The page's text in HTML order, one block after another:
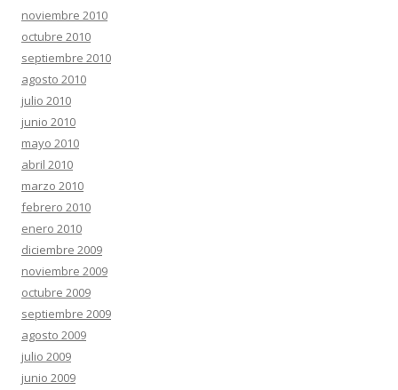
noviembre 2010
octubre 2010
septiembre 2010
agosto 2010
julio 2010
junio 2010
mayo 2010
abril 2010
marzo 2010
febrero 2010
enero 2010
diciembre 2009
noviembre 2009
octubre 2009
septiembre 2009
agosto 2009
julio 2009
junio 2009